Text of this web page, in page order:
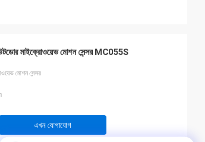
মাইক্রোওয়েভ মোশন সেন্সর MC055S
মোশন সেন্সর
এখন যোগাযোগ